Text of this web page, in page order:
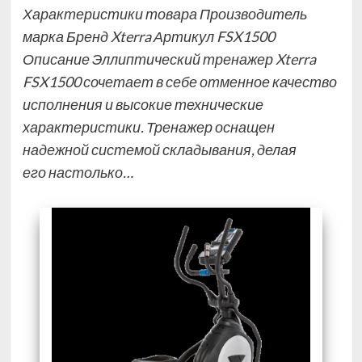
Характеристики товара Производитель
марка Бренд Xterra Артикул FSX1500
Описание Эллиптический тренажер Xterra
FSX1500 сочетает в себе отменное качество
исполнения и высокие технические
характеристики. Тренажер оснащен
надежной системой складывания, делая
его настолько…